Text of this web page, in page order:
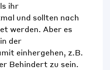
ihr
und sollten nach
werden. Aber es
in der
einhergehen, z.B.
Behindert zu sein.